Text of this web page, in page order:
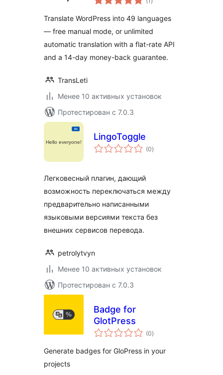
рейтинг
Translate WordPress into 49 languages
— free manual mode, or unlimited
automatic translation with a flat-rate API
and a 14-day money-back guarantee.
TransLeti
Менее 10 активных установок
Протестирован с 7.0.3
LingoToggle
(0общий
рейтинг
)
Легковесный плагин, дающий
возможность переключаться между
предварительно написанными
языковыми версиями текста без
внешних сервисов перевода.
petrolytvyn
Менее 10 активных установок
Протестирован с 7.0.3
Badge for
GlotPress
(0общий
рейтинг
)
Generate badges for GloPress in your
projects